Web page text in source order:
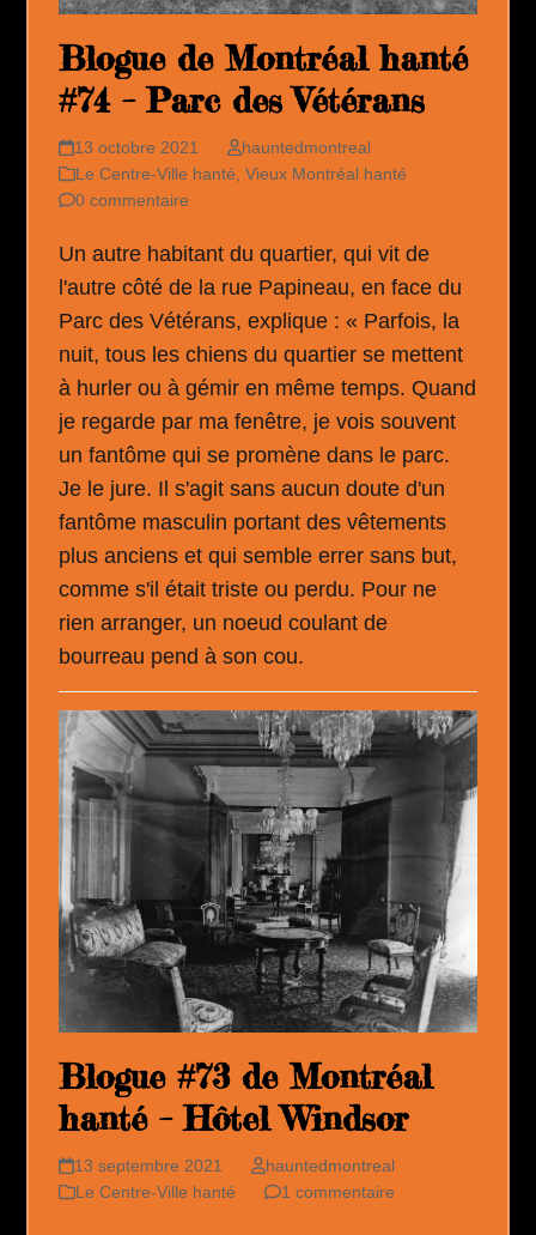
Blogue de Montréal hanté
#74 – Parc des Vétérans
13 octobre 2021
hauntedmontreal
Le Centre-Ville hanté,Vieux Montréal hanté
0 commentaire
Un autre habitant du quartier, qui vit de
l'autre côté de la rue Papineau, en face du
Parc des Vétérans, explique : « Parfois, la
nuit, tous les chiens du quartier se mettent
à hurler ou à gémir en même temps. Quand
je regarde par ma fenêtre, je vois souvent
un fantôme qui se promène dans le parc.
Je le jure. Il s'agit sans aucun doute d'un
fantôme masculin portant des vêtements
plus anciens et qui semble errer sans but,
comme s'il était triste ou perdu. Pour ne
rien arranger, un noeud coulant de
bourreau pend à son cou.
Blogue #73 de Montréal
hanté – Hôtel Windsor
13 septembre 2021
hauntedmontreal
Le Centre-Ville hanté
1 commentaire